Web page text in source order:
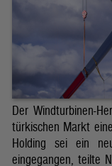
Der Windturbinen-
türkischen Markt
Holding sei ein
eingegangen, teilte